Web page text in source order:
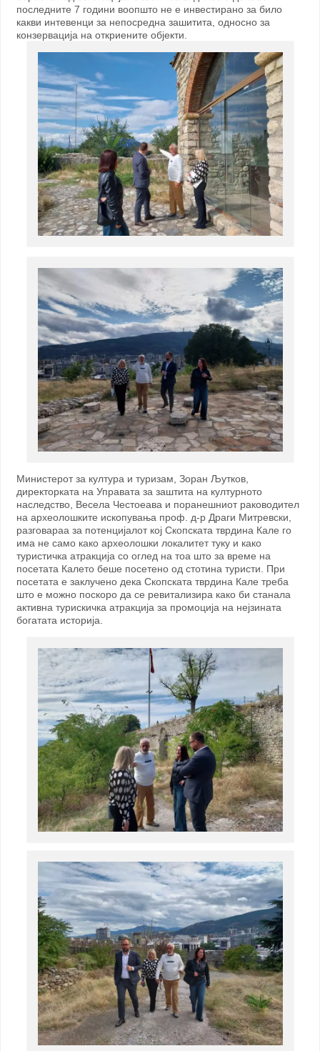
последните 7 години воопшто не е инвестирано за било
какви интевенци за непосредна зашитита, односно за
конзервација на откриените објекти.
Министерот за култура и туризам, Зоран Љутков,
директорката на Управата за заштита на културното
наследство, Весела Честоеава и поранешниот раководител
на археолошките ископувања проф. д-р Драги Митревски,
разговараа за потенцијалот кој Скопската тврдина Кале го
има не само како археолошки локалитет туку и како
туристичка атракција со оглед на тоа што за време на
посетата Калето беше посетено од стотина туристи. При
посетата е заклучено дека Скопската тврдина Кале треба
што е можно поскорo да се ревитализира како би станала
активна турискичка атракција за промоција на нејзината
богатата историја.